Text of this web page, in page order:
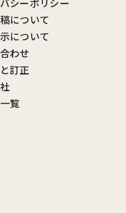
シーポリシー
について
について
わせ
訂正
覧